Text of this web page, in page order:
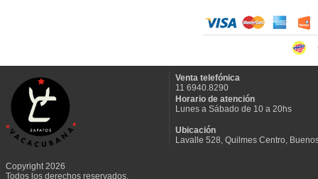
Copyright 2026
Todos los derechos reservados.
Venta telefónica
11 6940.8290
Horario de atención
Lunes a Sábado de 10 a 20hs
Ubicación
Lavalle 528, Quilmes Centro,